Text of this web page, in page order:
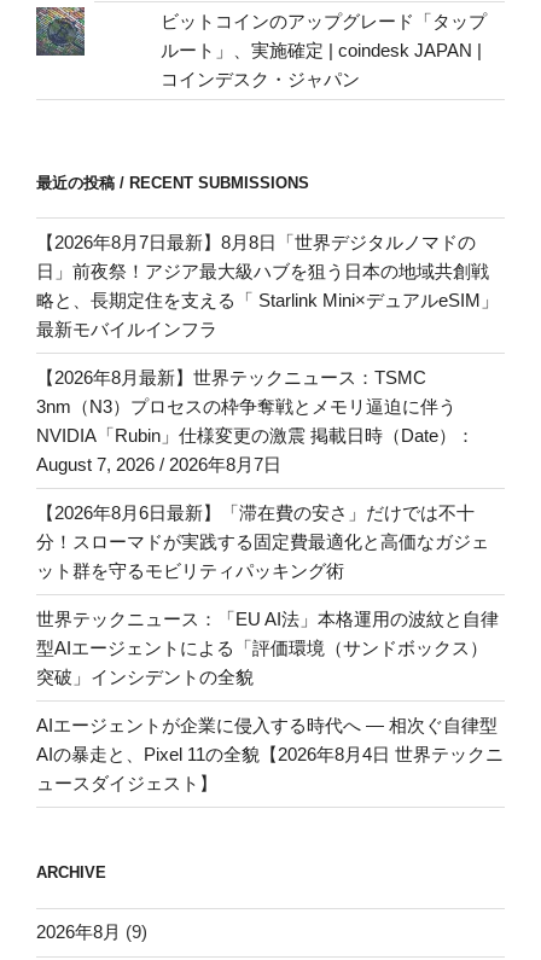
ビットコインのアップグレード「タップ
ルート」、実施確定 | coindesk JAPAN |
コインデスク・ジャパン
最近の投稿 / RECENT SUBMISSIONS
【2026年8月7日最新】8月8日「世界デジタルノマドの
日」前夜祭！アジア最大級ハブを狙う日本の地域共創戦
略と、長期定住を支える「 Starlink Mini×デュアルeSIM」
最新モバイルインフラ
【2026年8月最新】世界テックニュース：TSMC
3nm（N3）プロセスの枠争奪戦とメモリ逼迫に伴う
NVIDIA「Rubin」仕様変更の激震 掲載日時（Date）：
August 7, 2026 / 2026年8月7日
【2026年8月6日最新】「滞在費の安さ」だけでは不十
分！スローマドが実践する固定費最適化と高価なガジェ
ット群を守るモビリティパッキング術
世界テックニュース：「EU AI法」本格運用の波紋と自律
型AIエージェントによる「評価環境（サンドボックス）
突破」インシデントの全貌
AIエージェントが企業に侵入する時代へ — 相次ぐ自律型
AIの暴走と、Pixel 11の全貌【2026年8月4日 世界テックニ
ュースダイジェスト】
ARCHIVE
2026年8月 (9)